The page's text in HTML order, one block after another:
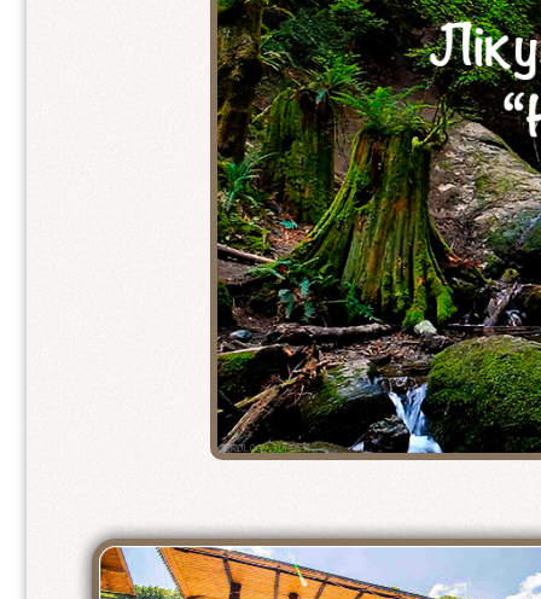
ПЕНТХАУС - люкс 1+1+1
2-ох місний покращений
Стандарт покращений 1+1
Стандарт покращений 2+1
3-місний стандарт
2-місний економ
Меню